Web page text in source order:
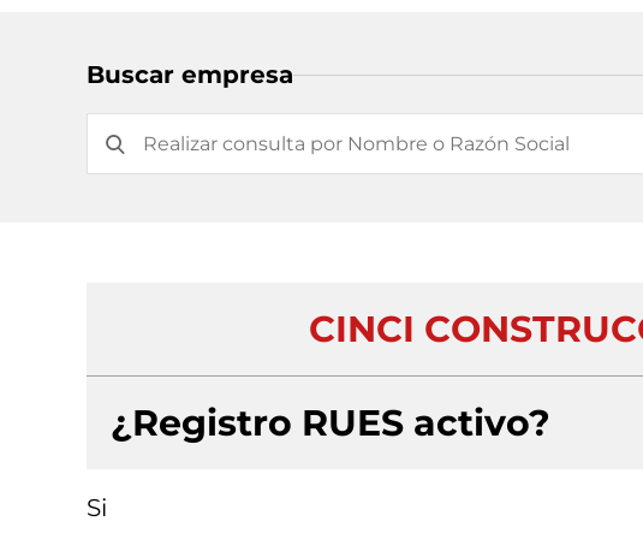
Buscar empresa
CINCI
¿Registro RUES activo?
Si